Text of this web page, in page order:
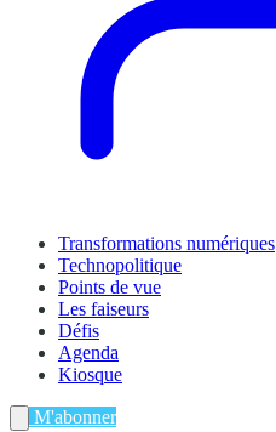
Transformations numériques
Technopolitique
Points de vue
Les faiseurs
Défis
Agenda
Kiosque
M'abonner